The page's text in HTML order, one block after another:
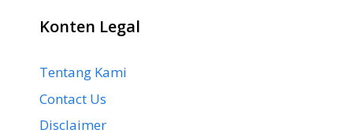
Konten Legal
Tentang Kami
Contact Us
Disclaimer